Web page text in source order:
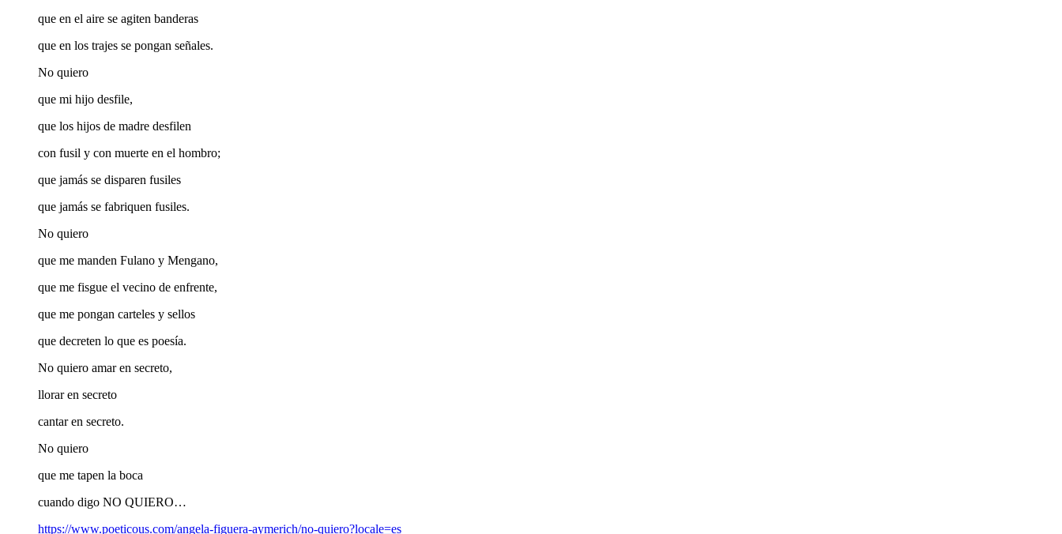
que en el aire se agiten banderas
que en los trajes se pongan señales.
No quiero
que mi hijo desfile,
que los hijos de madre desfilen
con fusil y con muerte en el hombro;
que jamás se disparen fusiles
que jamás se fabriquen fusiles.
No quiero
que me manden Fulano y Mengano,
que me fisgue el vecino de enfrente,
que me pongan carteles y sellos
que decreten lo que es poesía.
No quiero amar en secreto,
llorar en secreto
cantar en secreto.
No quiero
que me tapen la boca
cuando digo NO QUIERO…
https://www.poeticous.com/angela-figuera-aymerich/no-quiero?locale=es